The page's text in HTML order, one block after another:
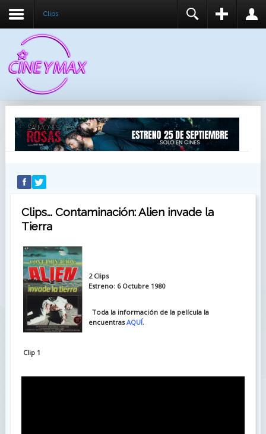
Clips
RECUÉRDEME
IDENTIFICARSE
Clips... Contaminación: Alien invade la
Tierra
2 Clips
Estreno: 6 Octubre 1980
Toda la información de la película la
encuentrasAQUÍ.
Clip 1